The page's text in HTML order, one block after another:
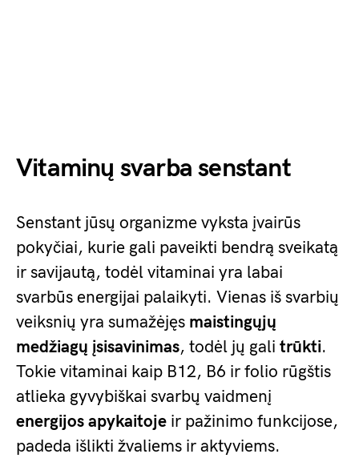
Vitaminų svarba senstant
Senstant jūsų organizme vyksta įvairūs
pokyčiai, kurie gali paveikti bendrą sveikatą
ir savijautą, todėl vitaminai yra labai
svarbūs energijai palaikyti. Vienas iš svarbių
veiksnių yra sumažėjęs maistingųjų
medžiagų įsisavinimas, todėl jų gali trūkti.
Tokie vitaminai kaip B12, B6 ir folio rūgštis
atlieka gyvybiškai svarbų vaidmenį
energijos apykaitoje ir pažinimo funkcijose,
padeda išlikti žvaliems ir aktyviems.